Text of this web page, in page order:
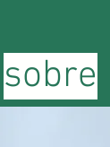
sobre